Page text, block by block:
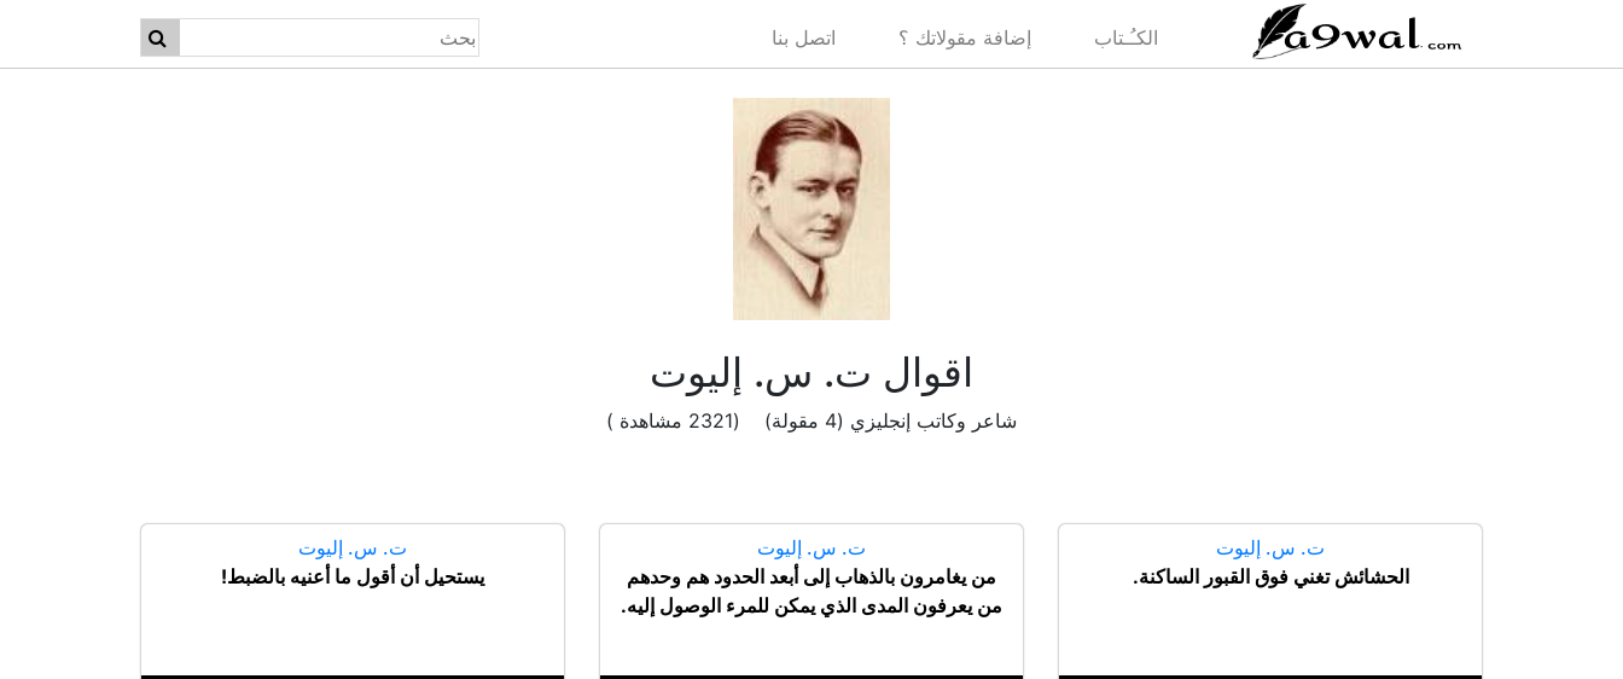
الكـُـتاب إضافة مقولاتك ؟ اتصل بنا
اقوال ت. س. إليوت
شاعر وكاتب إنجليزي (4 مقولة) (2321 مشاهدة )
ت. س. إليوت
الحشائش تغني فوق القبور الساكنة.
ت. س. إليوت
من يغامرون بالذهاب إلى أبعد الحدود هم وحدهم
من يعرفون المدى الذي يمكن للمرء الوصول إليه.
ت. س. إليوت
يستحيل أن أقول ما أعنيه بالضبط!